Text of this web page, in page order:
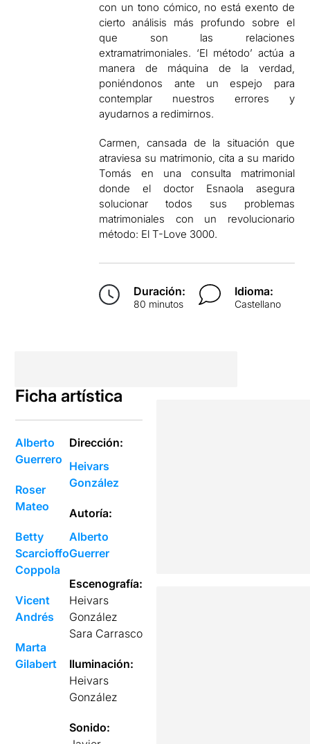
con un tono cómico, no está exento de
cierto análisis más profundo sobre el
que son las relaciones
extramatrimoniales. ‘El método’ actúa a
manera de máquina de la verdad,
poniéndonos ante un espejo para
contemplar nuestros errores y
ayudarnos a redimirnos.
Carmen, cansada de la situación que
atraviesa su matrimonio, cita a su marido
Tomás en una consulta matrimonial
donde el doctor Esnaola asegura
solucionar todos sus problemas
matrimoniales con un revolucionario
método: El T-Love 3000.
Duración:
80 minutos
Idioma:
Castellano
Ficha artística
Alberto
Guerrero
Roser
Mateo
Betty
Scarcioffo
Coppola
Vicent
Andrés
Marta
Gilabert
Dirección:
Heivars
González
Autoría:
Alberto
Guerrer
Escenografía:
Heivars
González
Sara Carrasco
Iluminación:
Heivars
González
Sonido: